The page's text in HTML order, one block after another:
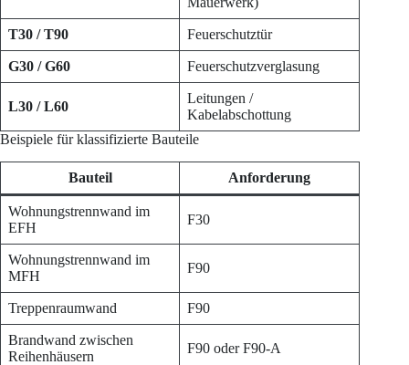
T30 / T90 Feuerschutztür
G30 / G60 Feuerschutzverglasung
L30 / L60
Leitungen /
Kabelabschottung
Beispiele für klassifizierte Bauteile
Bauteil Anforderung
Wohnungstrennwand im
EFH
F30
Wohnungstrennwand im
MFH
F90
Treppenraumwand F90
Brandwand zwischen
Reihenhäusern
F90 oder F90-A